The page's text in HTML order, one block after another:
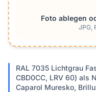
Foto ablegen
JPG,
RAL 7035 Lichtgrau
CBD0CC, LRV 60) als
Caparol Muresko,